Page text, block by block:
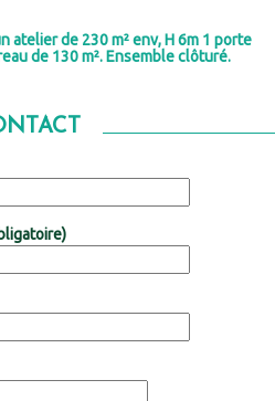
atelier de 230 m² env, H 6m 1 porte
de 130 m². Ensemble clôturé.